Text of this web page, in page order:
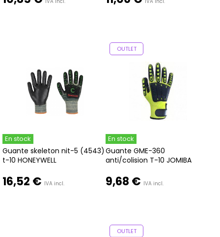
En stock
Guante skeleton nit-5 (4543)
t-10 HONEYWELL
16,52 € IVA incl.
OUTLET
En stock
Guante GME-360
anti/colision T-10 JOMIBA
9,68 € IVA incl.
OUTLET